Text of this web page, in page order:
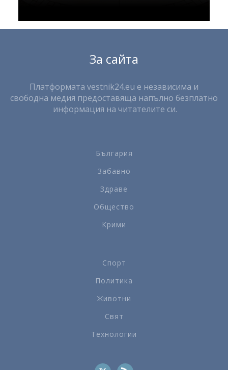
За сайта
Платформата vestnik24.eu е независима и
свободна медия предоставяща напълно безплатно
информация на читателите си.
България
Забавно
Здраве
Общество
Крими
Спорт
Политика
Животни
Свят
Технологии